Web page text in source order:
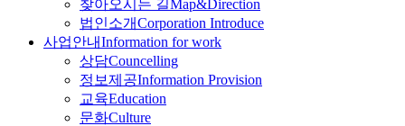
찾아오시는 길Map&Direction
법인소개Corporation Introduce
사업안내Information for work
상담Councelling
정보제공Information Provision
교육Education
문화Culture